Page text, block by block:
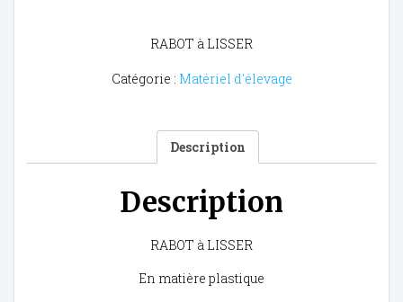
RABOT à LISSER
Catégorie : Matériel d'élevage
Description
Description
RABOT à LISSER
En matière plastique